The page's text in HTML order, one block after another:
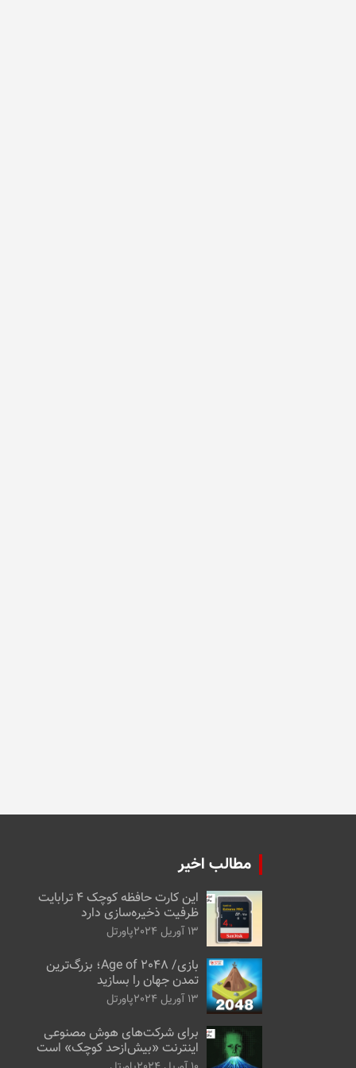
مطالب اخیر
این کارت حافظه کوچک ۴ ترابایت
ظرفیت ذخیره‌سازی دارد
13 آوریل 2024 پاورتل
بازی/ Age of 2048؛ بزرگ‌ترین
تمدن جهان را بسازید
13 آوریل 2024 پاورتل
برای شرکت‌های هوش مصنوعی
اینترنت «بیش‌از‌حد کوچک» است